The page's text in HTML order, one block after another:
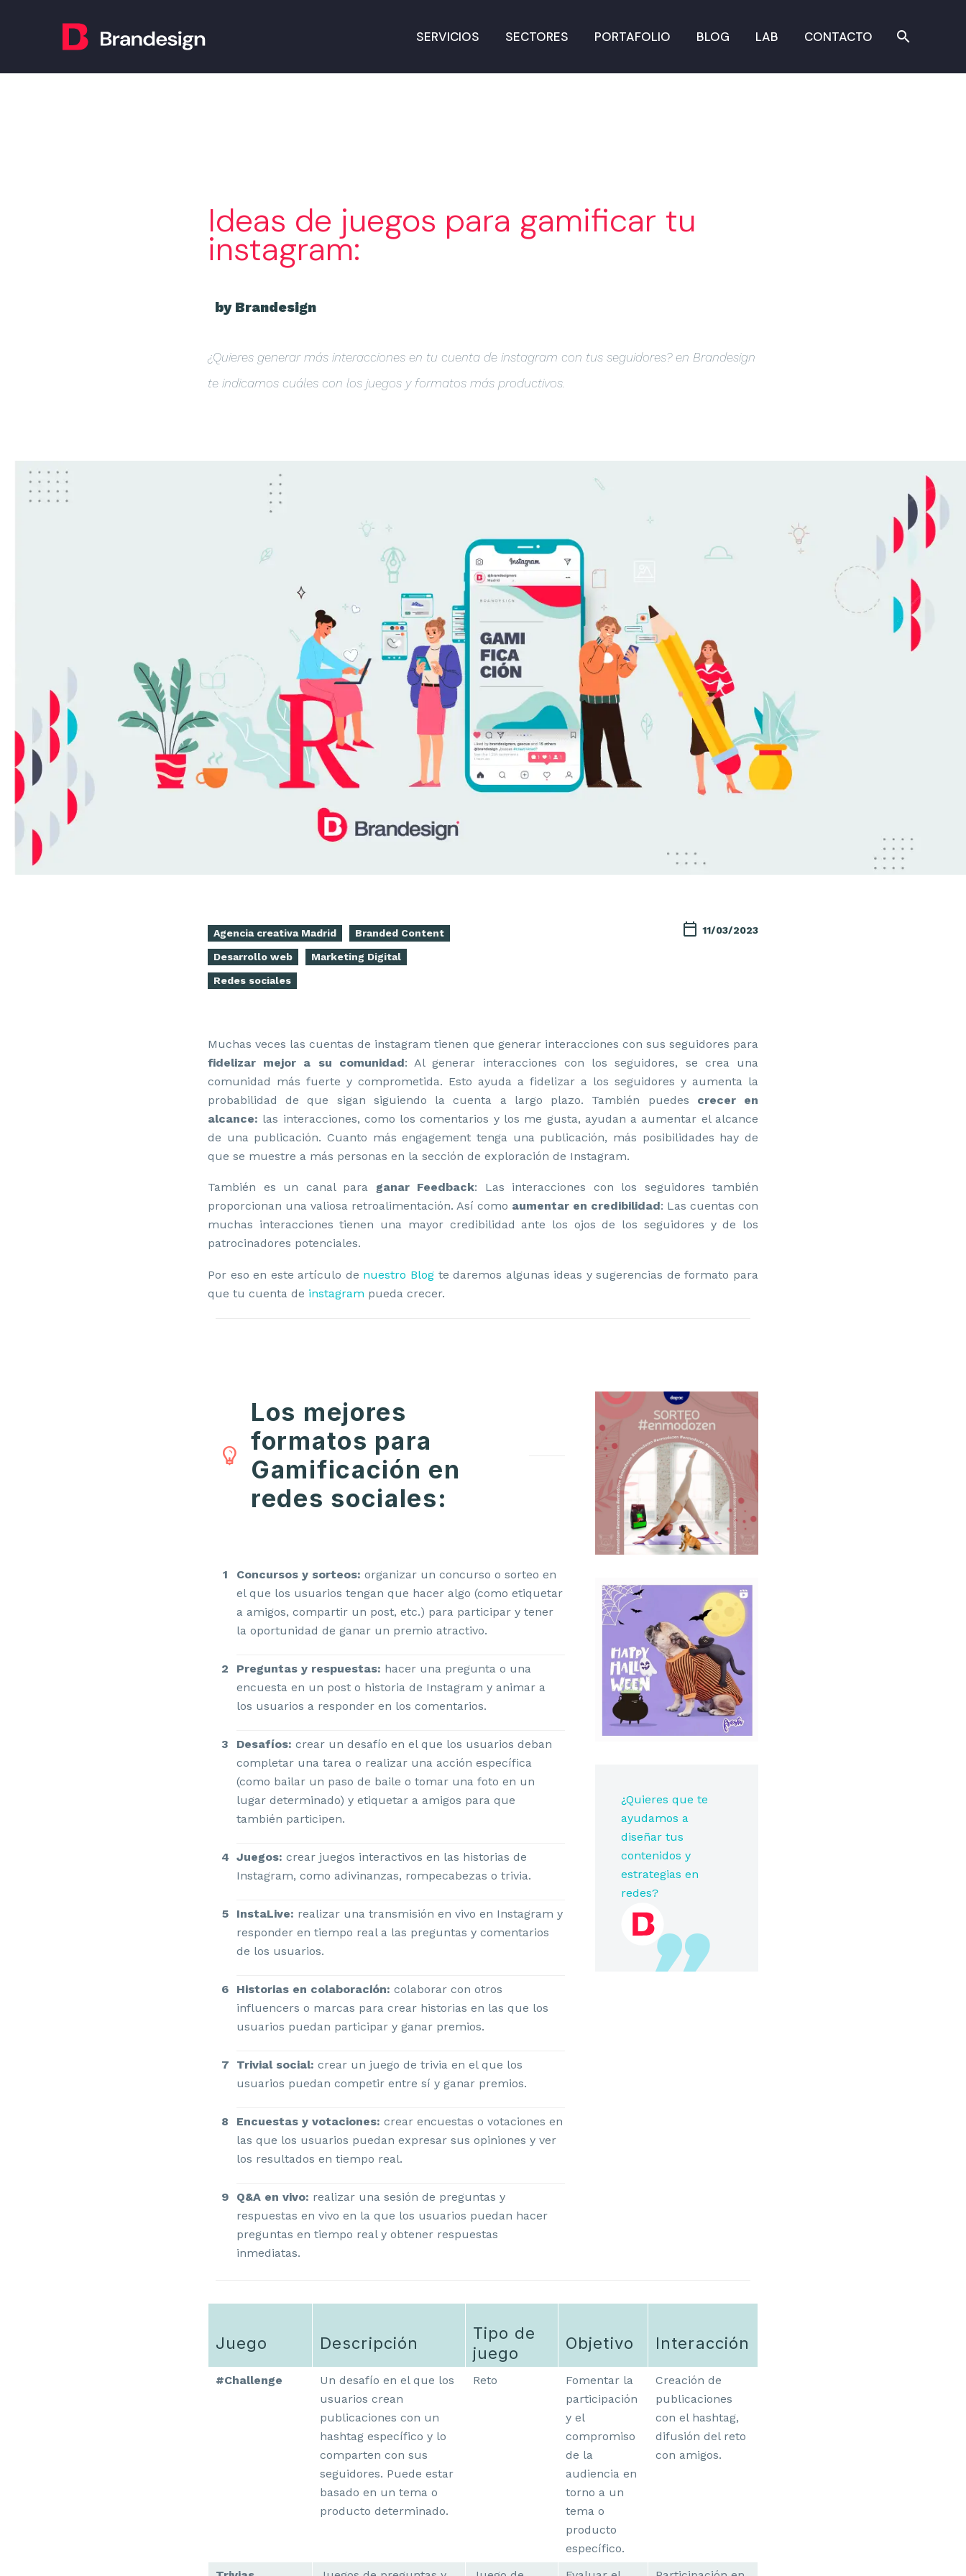
SERVICIOS SECTORES PORTAFOLIO BLOG LAB CONTACTO
Ideas de juegos para gamificar tu
instagram:
by Brandesign
¿Quieres generar más interacciones en tu cuenta de instagram con tus seguidores? en Brandesign
te indicamos cuáles con los juegos y formatos más productivos.
Agencia creativa Madrid Branded Content
Desarrollo web Marketing Digital
Redes sociales
11/03/2023
Muchas veces las cuentas de instagram tienen que generar interacciones con sus seguidores para
fidelizar mejor a su comunidad: Al generar interacciones con los seguidores, se crea una
comunidad más fuerte y comprometida. Esto ayuda a fidelizar a los seguidores y aumenta la
probabilidad de que sigan siguiendo la cuenta a largo plazo. También puedes crecer en
alcance: las interacciones, como los comentarios y los me gusta, ayudan a aumentar el alcance
de una publicación. Cuanto más engagement tenga una publicación, más posibilidades hay de
que se muestre a más personas en la sección de exploración de Instagram.
También es un canal para ganar Feedback: Las interacciones con los seguidores también
proporcionan una valiosa retroalimentación. Así como aumentar en credibilidad: Las cuentas con
muchas interacciones tienen una mayor credibilidad ante los ojos de los seguidores y de los
patrocinadores potenciales.
Por eso en este artículo de nuestro Blogte daremos algunas ideas y sugerencias de formato para
que tu cuenta de instagram pueda crecer.
Los mejores
formatos para
Gamificación en
redes sociales:
Concursos y sorteos: organizar un concurso o sorteo en
el que los usuarios tengan que hacer algo (como etiquetar
a amigos, compartir un post, etc.) para participar y tener
la oportunidad de ganar un premio atractivo.
Preguntas y respuestas: hacer una pregunta o una
encuesta en un post o historia de Instagram y animar a
los usuarios a responder en los comentarios.
Desafíos: crear un desafío en el que los usuarios deban
completar una tarea o realizar una acción específica
(como bailar un paso de baile o tomar una foto en un
lugar determinado) y etiquetar a amigos para que
también participen.
Juegos: crear juegos interactivos en las historias de
Instagram, como adivinanzas, rompecabezas o trivia.
InstaLive: realizar una transmisión en vivo en Instagram y
responder en tiempo real a las preguntas y comentarios
de los usuarios.
Historias en colaboración: colaborar con otros
influencers o marcas para crear historias en las que los
usuarios puedan participar y ganar premios.
Trivial social: crear un juego de trivia en el que los
usuarios puedan competir entre sí y ganar premios.
Encuestas y votaciones: crear encuestas o votaciones en
las que los usuarios puedan expresar sus opiniones y ver
los resultados en tiempo real.
Q&A en vivo: realizar una sesión de preguntas y
respuestas en vivo en la que los usuarios puedan hacer
preguntas en tiempo real y obtener respuestas
inmediatas.
¿Quieres que te
ayudamos a
diseñar tus
contenidos y
estrategias en
redes?
Juego Descripción
Tipo de
juego
Objetivo Interacción
#Challenge
Un desafío en el que los
usuarios crean
publicaciones con un
hashtag específico y lo
comparten con sus
seguidores. Puede estar
basado en un tema o
producto determinado.
Reto
Fomentar la
participación
y el
compromiso
de la
audiencia en
torno a un
tema o
producto
específico.
Creación de
publicaciones
con el hashtag,
difusión del reto
con amigos.